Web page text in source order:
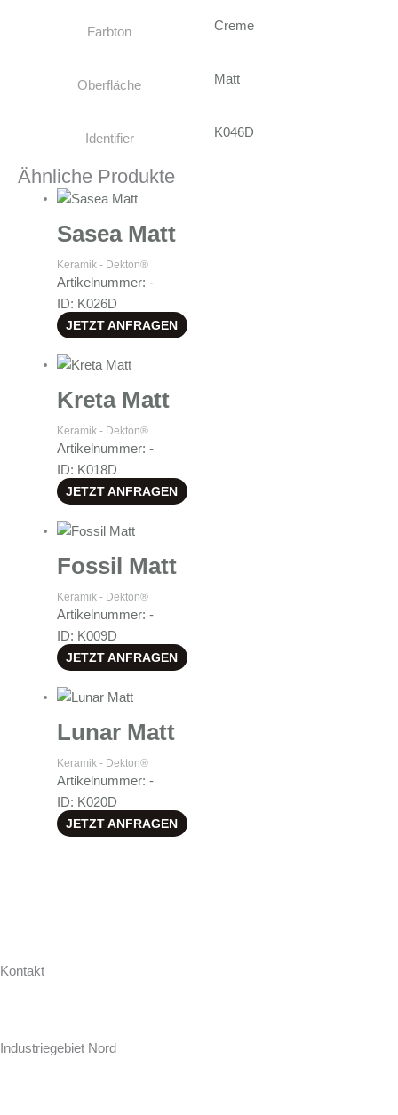
Farbton Creme
Oberfläche Matt
Identifier K046D
Ähnliche Produkte
Sasea Matt
Keramik - Dekton®
Artikelnummer: -
ID: K026D
JETZT ANFRAGEN
Kreta Matt
Keramik - Dekton®
Artikelnummer: -
ID: K018D
JETZT ANFRAGEN
Fossil Matt
Keramik - Dekton®
Artikelnummer: -
ID: K009D
JETZT ANFRAGEN
Lunar Matt
Keramik - Dekton®
Artikelnummer: -
ID: K020D
JETZT ANFRAGEN
Kontakt
Industriegebiet Nord